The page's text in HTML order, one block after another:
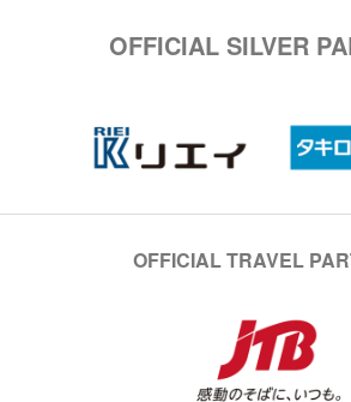
OFFICIAL SILVER
OFFICIAL TRAVEL